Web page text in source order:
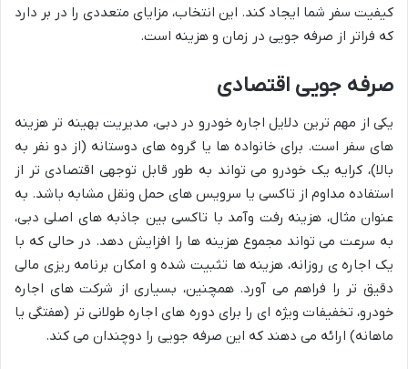
کیفیت سفر شما ایجاد کند. این انتخاب، مزایای متعددی را در بر دارد
که فراتر از صرفه جویی در زمان و هزینه است.
صرفه جویی اقتصادی
یکی از مهم ترین دلایل اجاره خودرو در دبی، مدیریت بهینه تر هزینه
های سفر است. برای خانواده ها یا گروه های دوستانه (از دو نفر به
بالا)، کرایه یک خودرو می تواند به طور قابل توجهی اقتصادی تر از
استفاده مداوم از تاکسی یا سرویس های حمل ونقل مشابه باشد. به
عنوان مثال، هزینه رفت وآمد با تاکسی بین جاذبه های اصلی دبی،
به سرعت می تواند مجموع هزینه ها را افزایش دهد. در حالی که با
یک اجاره ی روزانه، هزینه ها تثبیت شده و امکان برنامه ریزی مالی
دقیق تر را فراهم می آورد. همچنین، بسیاری از شرکت های اجاره
خودرو، تخفیفات ویژه ای را برای دوره های اجاره طولانی تر (هفتگی یا
ماهانه) ارائه می دهند که این صرفه جویی را دوچندان می کند.